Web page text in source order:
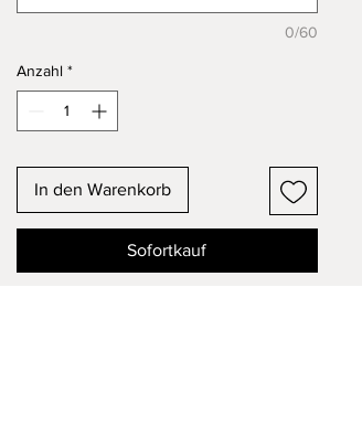
0/60
Anzahl *
In den Warenkorb
Sofortkauf